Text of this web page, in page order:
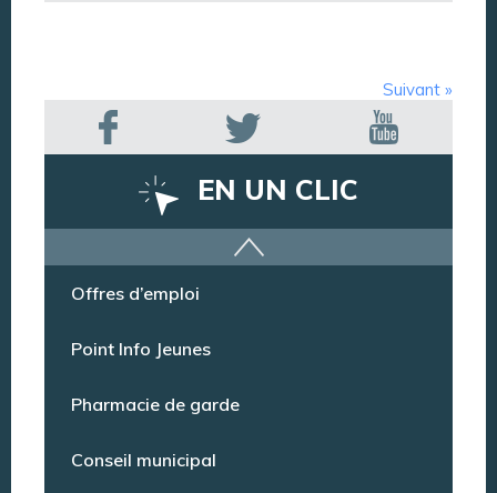
Suivant »
EN UN CLIC
Argentan Aujourd’hui
Offres d’emploi
Point Info Jeunes
Pharmacie de garde